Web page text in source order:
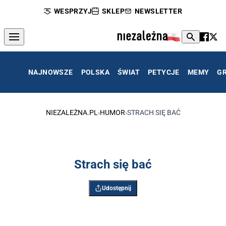
WESPRZYJ SKLEP NEWSLETTER
NAJNOWSZE POLSKA ŚWIAT PETYCJE MEMY
NIEZALEŻNA.PL ›HUMOR›STRACH SIĘ BAĆ
Strach się bać
Udostępnij